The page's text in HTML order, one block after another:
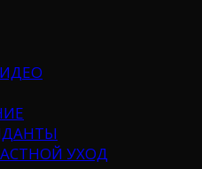
УХОД